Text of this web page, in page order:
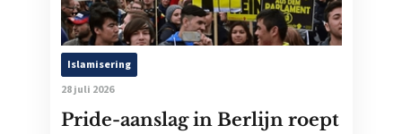
Islamisering
28 juli 2026
Pride-aanslag in Berlijn roept